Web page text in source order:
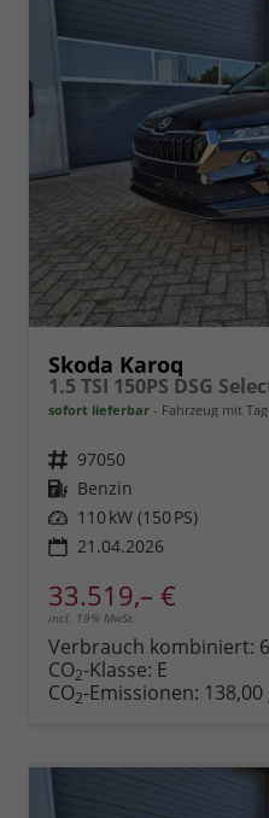
Skoda Karoq
sofort lieferbar Fahrzeug mit
Fahrzeugnr. 97050
Kraftstoff Benzin
Leistung 110 kW (150 PS)
21.04.2026
33.519,– €
incl. 19% MwSt.
Verbrauch kombiniert:
CO2-Klasse: E
CO2-Emissionen: